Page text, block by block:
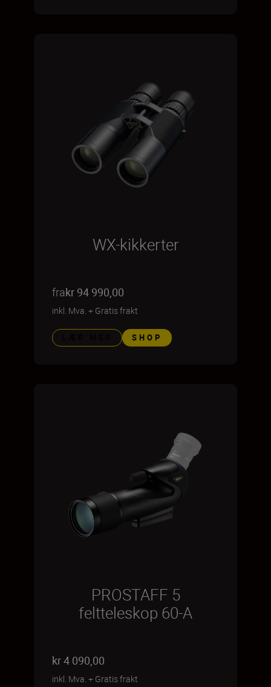
WX-kikkerter
frakr 94 990,00
inkl. Mva. + Gratis frakt
SHOP
PROSTAFF 5
feltteleskop 60-A
kr 4 090,00
inkl. Mva. + Gratis frakt